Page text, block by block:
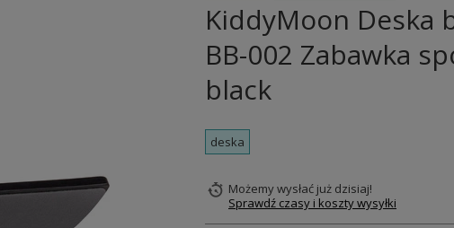
KiddyMoon Deska
BB-002 Zabawka
black
deska
Możemy wysłać już dzisiaj!
Sprawdź czasy i koszty wysyłki